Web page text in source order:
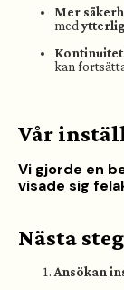
Mer
med
kan
Vår
Vi gjorde en
visade sig
Nästa steg
Ansökan